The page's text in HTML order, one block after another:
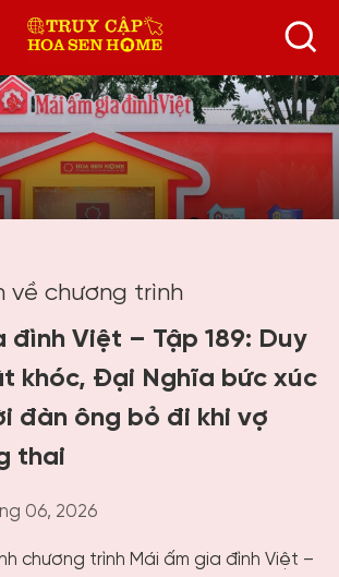
về chương trình
đình Việt – Tập 189: Duy
khóc, Đại Nghĩa bức xúc
đàn ông bỏ đi khi vợ
thai
06, 2026
chương trình Mái ấm gia đình Việt –